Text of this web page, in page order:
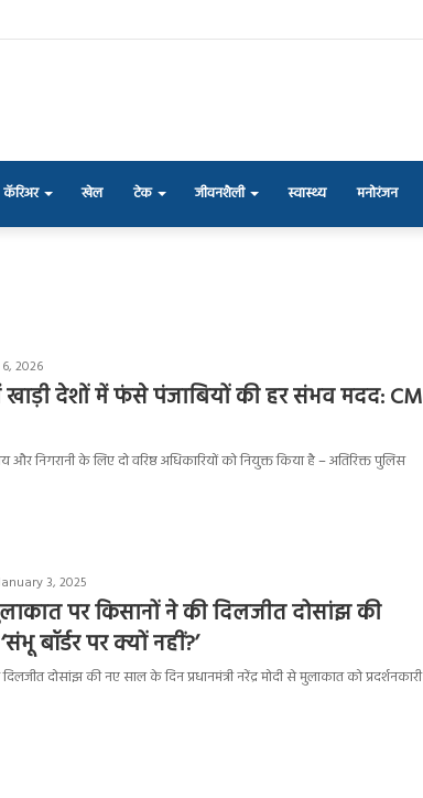
कॅरिअर खेल टेक जीवनशैली स्वास्थ्य मनोरंजन
2026
देशों में फंसे पंजाबियों की हर संभव मदद: CM
और निगरानी के लिए दो वरिष्ठ अधिकारियों को नियुक्त किया है – अतिरिक्त पुलिस
3, 2025
पर किसानों ने की दिलजीत दोसांझ की
बॉर्डर पर क्यों नहीं?’
दोसांझ की नए साल के दिन प्रधानमंत्री नरेंद्र मोदी से मुलाकात को प्रदर्शनकारी